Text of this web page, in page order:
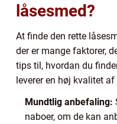
låsesmed?
At finde den rette
der er mange faktorer,
tips til, hvordan du
leverer en høj kvalitet af
Mundtlig anbefaling:
naboer, om de kan